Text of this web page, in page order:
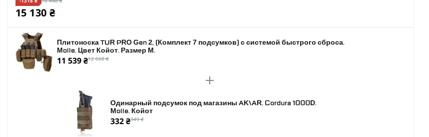
15 130 ₴
Плитоноска TUR PRO Gen 2, (Комплект 7 подсумков) с системой быстрого сброса.
Molle. Цвет Койот. Размер M.
11 539 ₴12 668 ₴
Одинарный подсумок под магазины AK\AR. Cordura 1000D.
Molle. Койот
332 ₴349 ₴